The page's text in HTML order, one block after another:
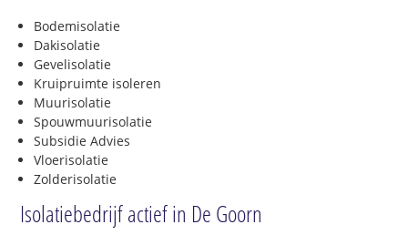
Bodemisolatie
Dakisolatie
Gevelisolatie
Kruipruimte isoleren
Muurisolatie
Spouwmuurisolatie
Subsidie Advies
Vloerisolatie
Zolderisolatie
Isolatiebedrijf actief in De Goorn